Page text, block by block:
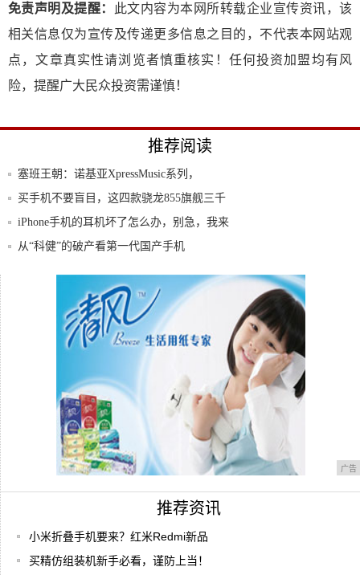
免责声明及提醒：
此文内容为本网所转载企业宣传资讯，该
相关信息仅为宣传及传递更多信息之目的，不代表本网站观
点，文章真实性请浏览者慎重核实！任何投资加盟均有风
险，提醒广大民众投资需谨慎！
推荐阅读
塞班王朝：诺基亚XpressMusic系列，
买手机不要盲目，这四款骁龙855旗舰三千
元左
iPhone手机的耳机坏了怎么办，别急，我来
从“科健”的破产看第一代国产手机
摩托罗拉的最新款手机看起来是一款带有华
广告
推荐资讯
小米折叠手机要来？红米Redmi新品
买精仿组装机新手必看，谨防上当！